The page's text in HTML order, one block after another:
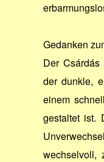
Gedanken
Der
der dunkle,
einem
gestaltet ist.
wechselvoll,